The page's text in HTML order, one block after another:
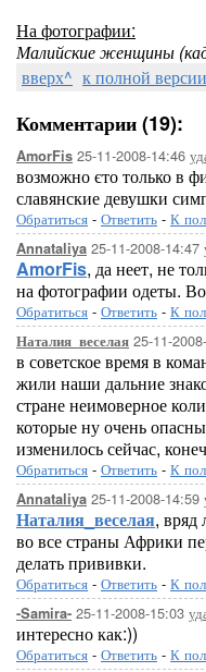
На фотографии:
Малийские женщины
вверх^ к полной версии
Комментарии (19):
AmorFis 25-11-2008-14:46
возможно єто только в
славянские девушки
Обратиться - Ответить - К
Annataliya 25-11-2008-14:47
AmorFis, да неет, не
на фотографии одеты.
Обратиться - Ответить - К
Наталия_веселая 25-11-
в советское время в
жили наши дальние
стране неимоверное
которые ну очень
изменилось сейчас,
Обратиться - Ответить - К
Annataliya 25-11-2008-14:59
Наталия_веселая, вряд
во все страны Африки
делать прививки.
Обратиться - Ответить - К
-Samira- 25-11-2008-15:03
интересно как:))
Обратиться - Ответить - К